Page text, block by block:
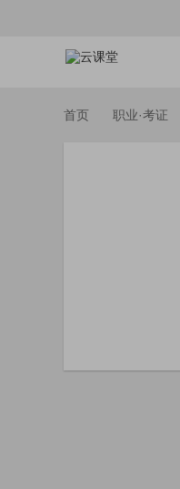
首页 职业·考证